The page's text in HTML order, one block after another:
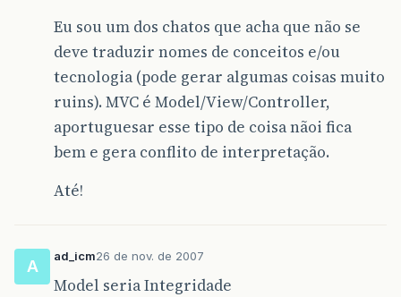
Eu sou um dos chatos que acha que não se
deve traduzir nomes de conceitos e/ou
tecnologia (pode gerar algumas coisas muito
ruins). MVC é Model/View/Controller,
aportuguesar esse tipo de coisa nãoi fica
bem e gera conflito de interpretação.
Até!
A
ad_icm26 de nov. de 2007
Model seria Integridade